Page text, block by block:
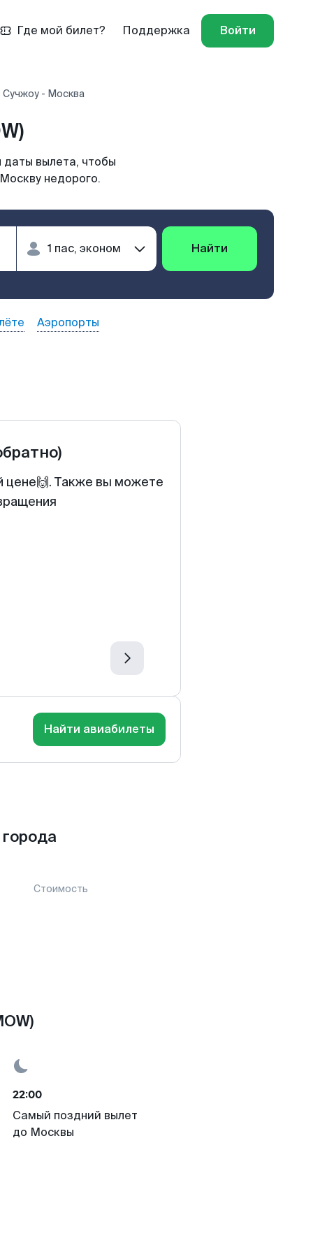
Где мой билет? Поддержка Войти
Сучжоу - Москва
вылета, чтобы
недорого.
Найти
Аэропорты
цене🙌. Также вы можете
Найти авиабилеты
Стоимость
22:00
Самый поздний вылет
до Москвы